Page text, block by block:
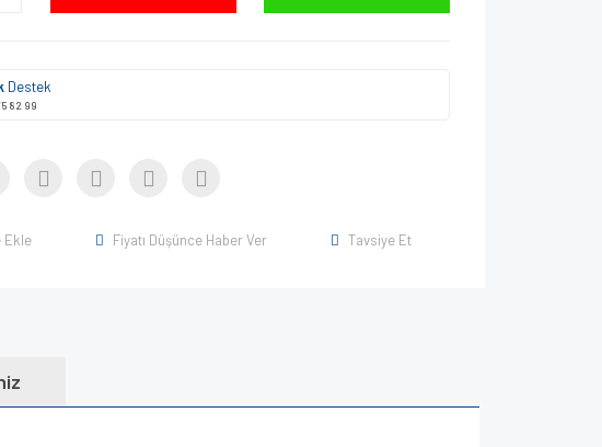
Destek
82 99
Ekle Fiyatı Düşünce Haber Ver Tavsiye Et